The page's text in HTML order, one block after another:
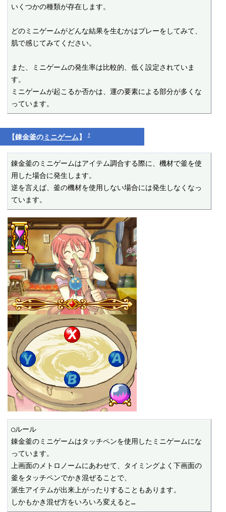
いくつかの種類が存在します。
どのミニゲームがどんな結果を生むかはプレーをしてみて、
肌で感じてみてください。
また、ミニゲームの発生率は比較的、低く設定されていま
す。
ミニゲームが起こるか否かは、運の要素による部分が多くな
っています。
【錬金釜のミニゲーム】†
錬金釜のミニゲームはアイテム調合する際に、機材で釜を使
用した場合に発生します。
逆を言えば、釜の機材を使用しない場合には発生しなくなっ
○ルール
錬金釜のミニゲームはタッチペンを使用したミニゲームにな
っています。
上画面のメトロノームにあわせて、タイミングよく下画面の
釜をタッチペンでかき混ぜることで、
派生アイテムが出来上がったりすることもあります。
しかもかき混ぜ方をいろいろ変えると…